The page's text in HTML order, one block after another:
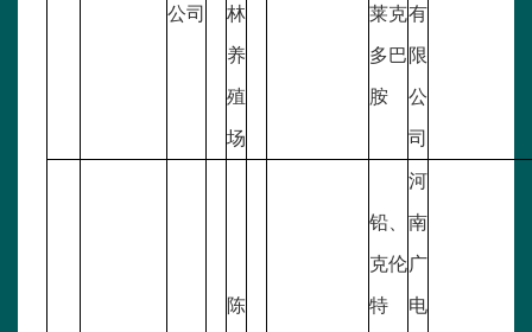
公司
林
养
殖
场
莱克
多巴
胺
有
限
公
司
陈
铅、
克伦
特
河
南
广
电